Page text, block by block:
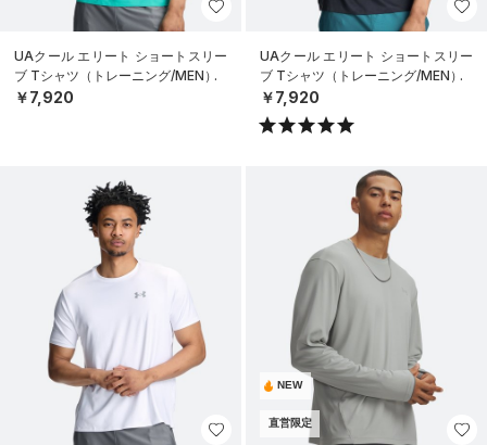
UAクール エリート ショートスリー
ブ Tシャツ（トレーニング/MEN）
￥7,920
UAクール エリート ショートスリー
ブ Tシャツ（トレーニング/MEN）
￥7,920
NEW
直営限定